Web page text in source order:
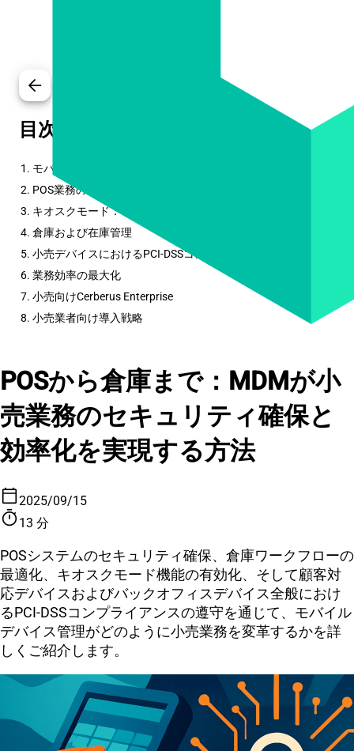
arrow_back
目次
1. モバイルファーストの小売革命
2. POS業務のセキュリティ確保
3. キオスクモード：専用デバイス機能
4. 倉庫および在庫管理
5. 小売デバイスにおけるPCI-DSSコンプライアンス
6. 業務効率の最大化
7. 小売向けCerberus Enterprise
8. 小売業者向け導入戦略
POSから倉庫まで：MDMが小
売業務のセキュリティ確保と
効率化を実現する方法
calendar_today2025/09/15
timer13 分
POSシステムのセキュリティ確保、倉庫ワークフローの
最適化、キオスクモード機能の有効化、そして顧客対
応デバイスおよびバックオフィスデバイス全般におけ
るPCI-DSSコンプライアンスの遵守を通じて、モバイル
デバイス管理がどのように小売業務を変革するかを詳
しくご紹介します。